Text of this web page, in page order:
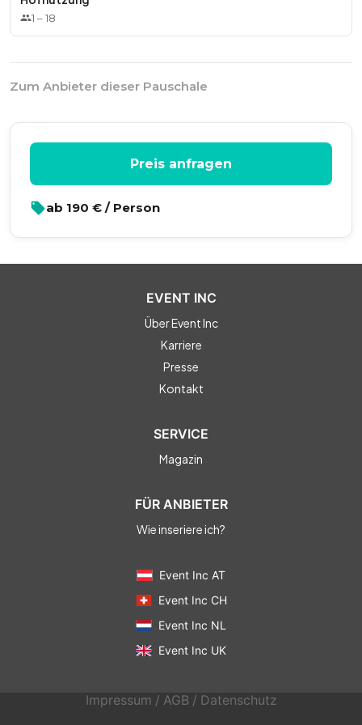
* Wein & Bier Pauschale bis 0.00 Uhr
(Lagerfeuer nicht pro Person)
610,00 EUR
1 –18
Zum Anbieter dieser Pauschale
Preis anfragen
ab 190 € / Person
EVENT INC
Über Event Inc
Karriere
Presse
Kontakt
SERVICE
Magazin
FÜR ANBIETER
Wie inseriere ich?
Event Inc AT
Event Inc CH
Event Inc NL
Event Inc UK
Impressum / AGB / Datenschutz